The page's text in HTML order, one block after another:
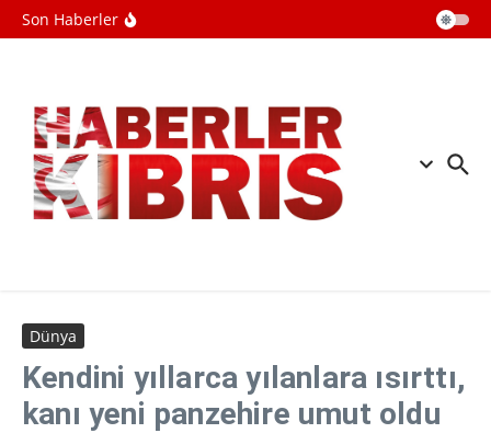
İçeriğe atla
Son Haberler
müzakerelerin 7. turu Roma'da
sürüyor
Dünya
Kendini yıllarca yılanlara ısırttı,
kanı yeni panzehire umut oldu